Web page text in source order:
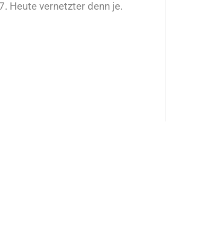
Heute vernetzter denn je.